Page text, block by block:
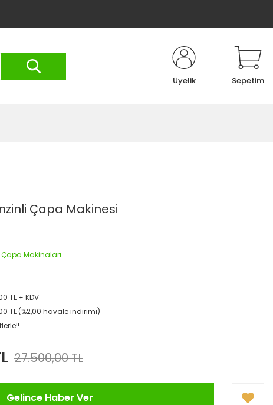
Üyelik Sepetim
Çapa Makinesi
Makinaları
TL + KDV
TL (%2,00 havale indirimi)
27.500,00 TL
Gelince Haber Ver